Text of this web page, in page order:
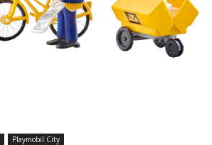
Playmobil City